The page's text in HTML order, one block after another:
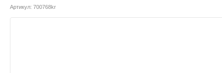
Артикул: 700768kr